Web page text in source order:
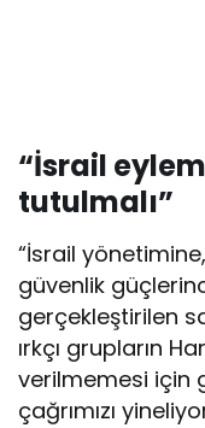
“İsrail
tutulmalı”
“İsrail
güvenlik
gerçekleştirilen
ırkçı grupların
verilmemesi için
çağrımızı